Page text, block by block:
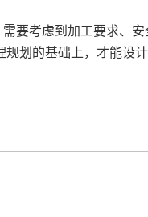
要考虑到加工要求、安
划的基础上，才能设